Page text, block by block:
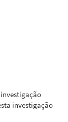
investigação